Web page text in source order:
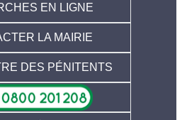
EN LIGNE
LA MAIRIE
DES PÉNITENTS